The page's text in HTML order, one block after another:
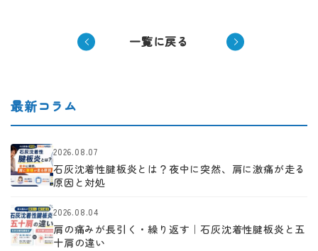
一覧に戻る
最新コラム
2026.08.07
石灰沈着性腱板炎とは？夜中に突然、肩に激痛が走る
原因と対処
2026.08.04
肩の痛みが長引く・繰り返す｜石灰沈着性腱板炎と五
十肩の違い